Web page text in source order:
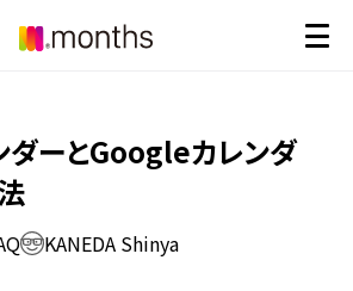
ダーとGoogleカレンダ
KANEDA Shinya